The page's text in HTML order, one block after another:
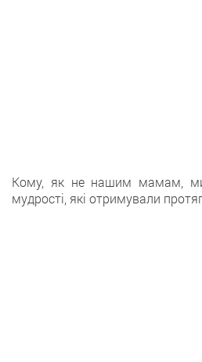
Кому, як не нашим мамам, ми
мудрості, які отримували